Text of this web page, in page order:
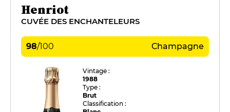
Henriot
CUVÉE DES ENCHANTELEURS
98/100 Champagne
Vintage :
1988
Type :
Brut
Classification :